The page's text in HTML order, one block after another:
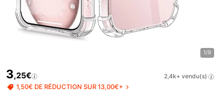
1/9
3,25€ 2,4k+ vendu(s)
1,50€ DE RÉDUCTION SUR 13,00€+